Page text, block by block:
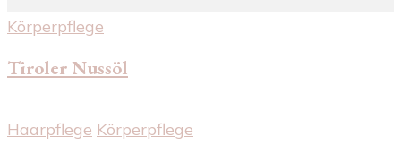
Körperpflege
Tiroler Nussöl
Haarpflege Körperpflege